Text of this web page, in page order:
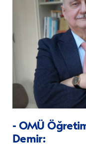
- OMÜ
Demir: